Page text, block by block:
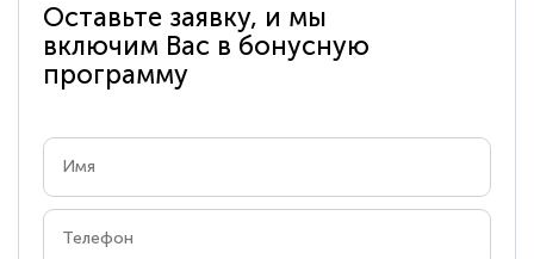
Оставьте заявку, и мы
включим Вас в бонусную
программу